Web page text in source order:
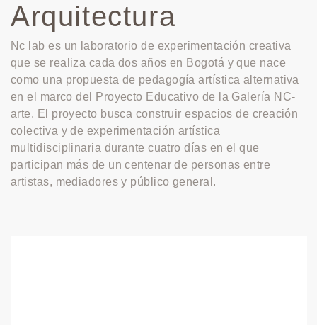
Arquitectura
Nc lab es un laboratorio de experimentación creativa
que se realiza cada dos años en Bogotá y que nace
como una propuesta de pedagogía artística alternativa
en el marco del Proyecto Educativo de la Galería NC-
arte. El proyecto busca construir espacios de creación
colectiva y de experimentación artística
multidisciplinaria durante cuatro días en el que
participan más de un centenar de personas entre
artistas, mediadores y público general.